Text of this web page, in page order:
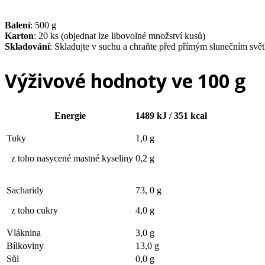
Balení: 500 g
Karton: 20 ks (objednat lze libovolné množství kusů)
Skladování: Skladujte v suchu a chraňte před přímým slunečním
Výživové hodnoty ve 100 g
Energie 1489 kJ / 351 kcal
Tuky
z toho nasycené mastné kyseliny
1,0 g
0,2 g
Sacharidy
z toho cukry
73, 0 g
4,0 g
Vláknina
3,0 g
Bílkoviny
13,0 g
Sůl
0,0 g